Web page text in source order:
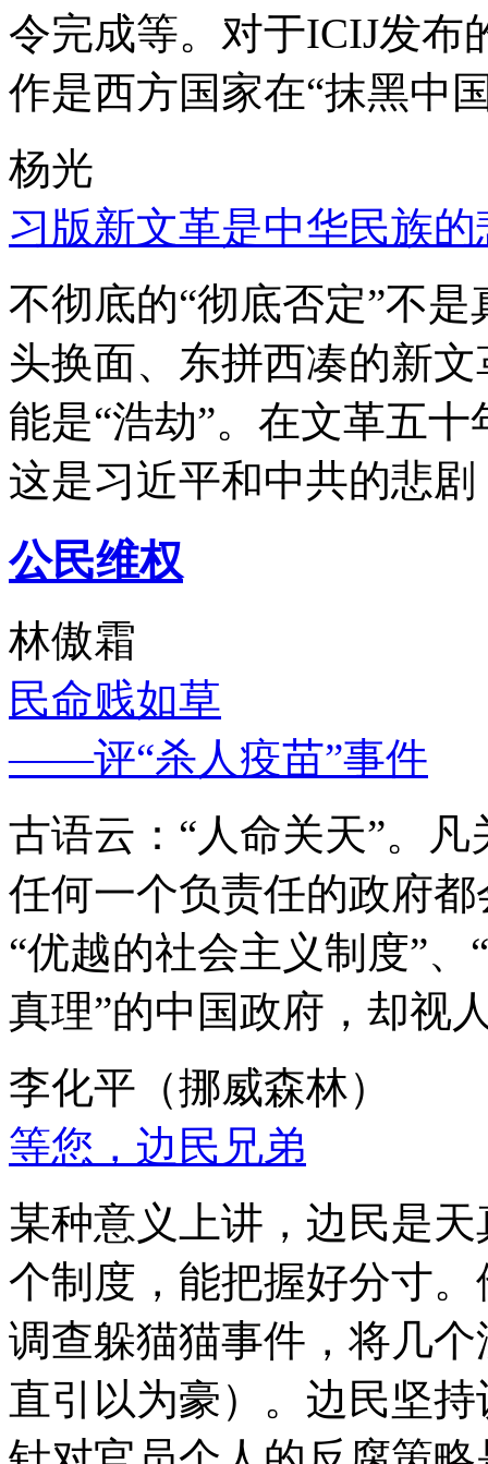
令完成等。对于ICIJ发布
作是西方国家在“抹黑中
杨光
习版新文革是中华民族的
不彻底的“彻底否定”不
头换面、东拼西凑的新
能是“浩劫”。在文革五
这是习近平和中共的悲
公民维权
林傲霜
民命贱如草
——评“杀人疫苗”事件
古语云：“人命关天”。
任何一个负责任的政府
“优越的社会主义制度”
真理”的中国政府，却视
李化平（挪威森林）
等您，边民兄弟
某种意义上讲，边民是
个制度，能把握好分寸
调查躲猫猫事件，将几
直引以为豪）。边民坚